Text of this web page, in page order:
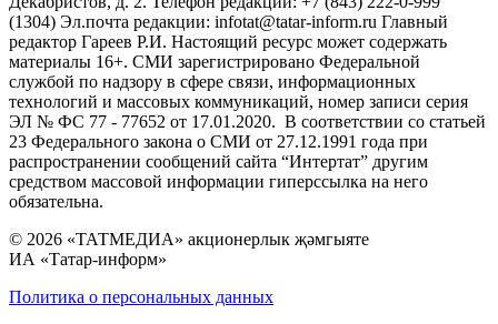
(1304) Эл.почта редакции: infotat@tatar-inform.ru Главный
редактор Гареев Р.И. Настоящий ресурс может содержать
материалы 16+. СМИ зарегистрировано Федеральной
службой по надзору в сфере связи, информационных
технологий и массовых коммуникаций, номер записи серия
ЭЛ № ФС 77 - 77652 от 17.01.2020. В соответствии со статьей
23 Федерального закона о СМИ от 27.12.1991 года при
распространении сообщений сайта “Интертат” другим
средством массовой информации гиперссылка на него
обязательна.
© 2026 «ТАТМЕДИА» акционерлык җәмгыяте
ИА «Татар-информ»
Политика о персональных данных